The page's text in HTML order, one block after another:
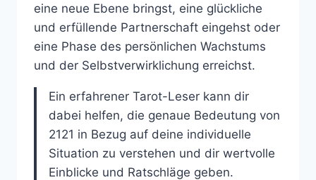
eine neue Ebene bringst, eine glückliche
und erfüllende Partnerschaft eingehst oder
eine Phase des persönlichen Wachstums
und der Selbstverwirklichung erreichst.
Ein erfahrener Tarot-Leser kann dir
dabei helfen, die genaue Bedeutung von
2121 in Bezug auf deine individuelle
Situation zu verstehen und dir wertvolle
Einblicke und Ratschläge geben.